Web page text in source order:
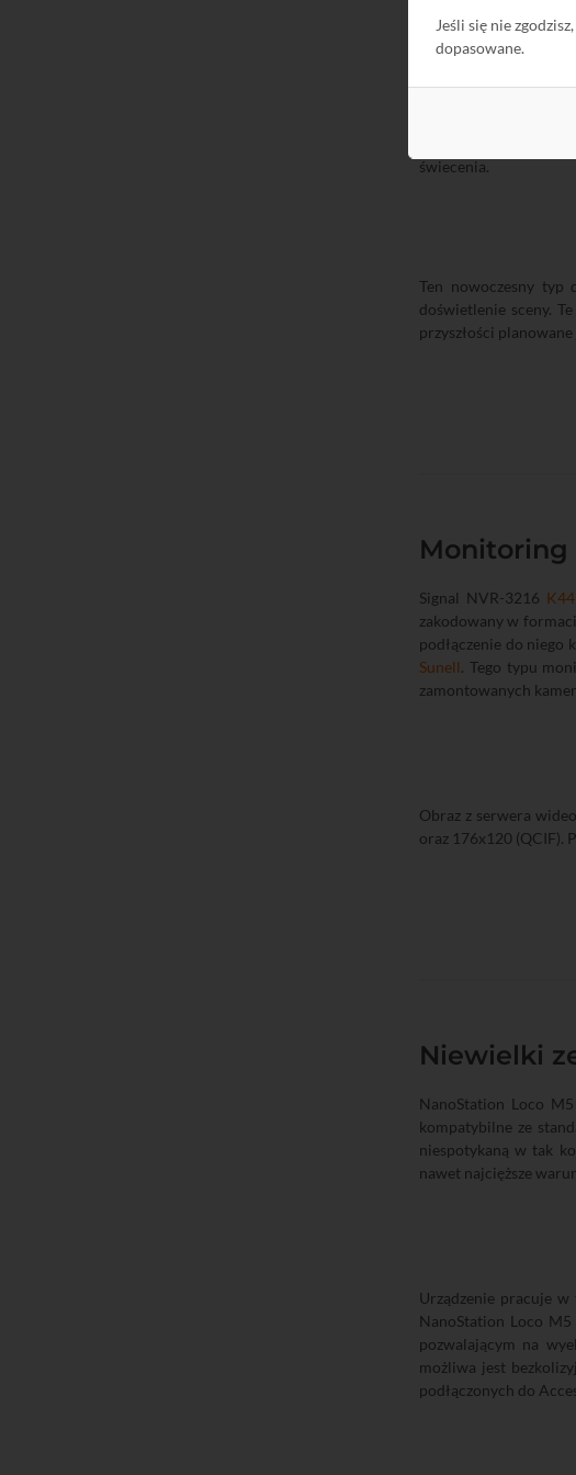
Jeśli się nie
dopasowane.
Diody Super Flux
świecenia.
Ten nowoczesny typ
doświetlenie sceny.
przyszłości
Monitoring
Signal NVR-3216
zakodowany w
podłączenie do niego
Sunell. Tego typu
zamontowanych
Obraz z serwera wideo
oraz 176x120 (QCIF).
Niewielki
NanoStation Loco M5
kompatybilne ze
niespotykaną w tak
nawet najcięższe
Urządzenie pracuje
NanoStation Loco
pozwalającym na
możliwa jest
podłączonych do